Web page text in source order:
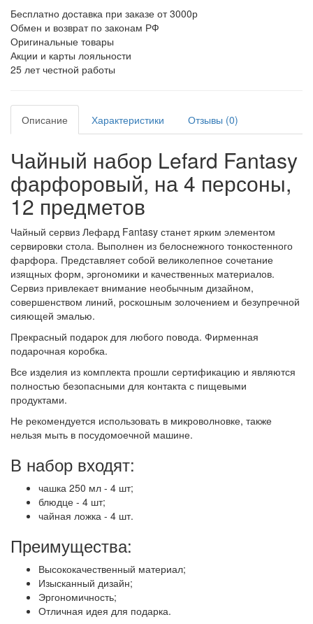
Бесплатно доставка при заказе от 3000р
Обмен и возврат по законам РФ
Оригинальные товары
Акции и карты лояльности
25 лет честной работы
Описание Характеристики Отзывы (0)
Чайный набор Lefard Fantasy
фарфоровый, на 4 персоны,
12 предметов
Чайный сервиз Лефард Fantasy станет ярким элементом
сервировки стола. Выполнен из белоснежного тонкостенного
фарфора. Представляет собой великолепное сочетание
изящных форм, эргономики и качественных материалов.
Сервиз привлекает внимание необычным дизайном,
совершенством линий, роскошным золочением и безупречной
сияющей эмалью.
Прекрасный подарок для любого повода. Фирменная
подарочная коробка.
Все изделия из комплекта прошли сертификацию и являются
полностью безопасными для контакта с пищевыми
продуктами.
Не рекомендуется использовать в микроволновке, также
нельзя мыть в посудомоечной машине.
В набор входят:
чашка 250 мл - 4 шт;
блюдце - 4 шт;
чайная ложка - 4 шт.
Преимущества:
Высококачественный материал;
Изысканный дизайн;
Эргономичность;
Отличная идея для подарка.